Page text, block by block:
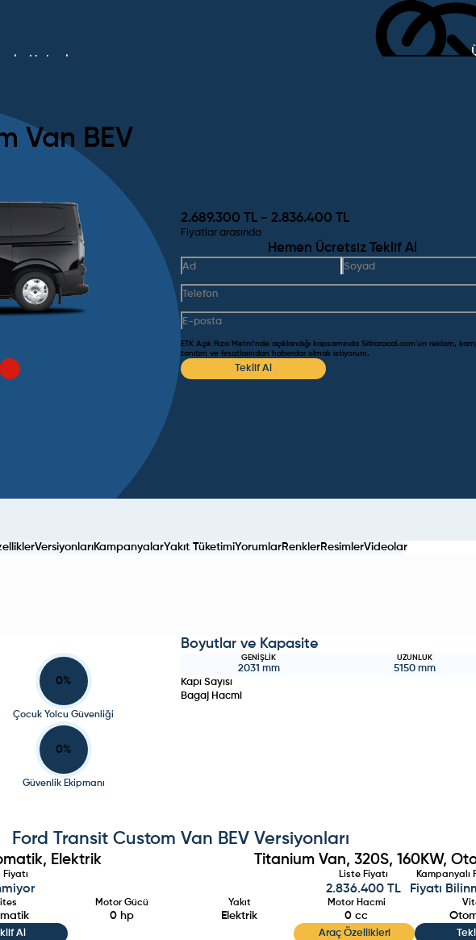
Haberler
Van BEV
2.689.300 TL - 2.836.400 TL
Fiyatlar arasında
Hemen Ücretsiz Teklif Al
ETK Açık Rıza Metni’nde açıklandığı kapsamında Sifiraracal.com'un reklam,
tanıtım ve fırsatlarından haberdar olmak istiyorum.
Teklif Al
VersiyonlarıKampanyalarYakıt TüketimiYorumlarRenklerResimlerVideolar
0%
Çocuk Yolcu Güvenliği
0%
Güvenlik Ekipmanı
Boyutlar ve Kapasite
GENIŞLIK
2031 mm
UZUNLUK
5150 mm
Kapı Sayısı
Bagaj Hacmi
Ford Transit Custom Van BEV Versiyonları
Elektrik
Fiyatı
Motor Gücü
0 hp
Al
Titanium Van, 320S, 160KW,
Liste Fiyatı
2.836.400 TL
Kampanyalı
Fiyatı
Yakıt
Elektrik
Motor Hacmi
0 cc
Araç Özellikleri